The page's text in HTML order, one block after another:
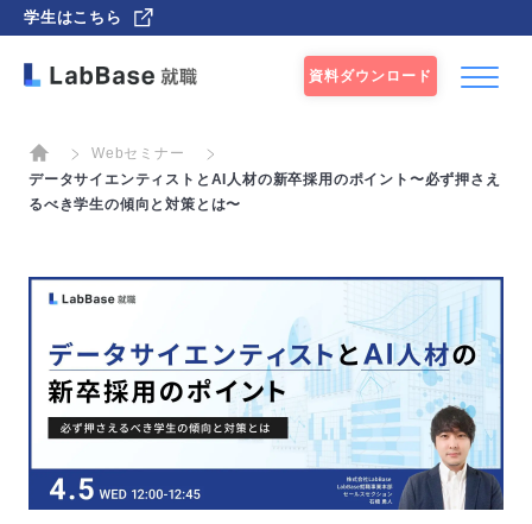
学生はこちら
資料ダウンロード
Webセミナー
データサイエンティストとAI人材の新卒採用のポイント〜必ず押さえ
るべき学生の傾向と対策とは〜